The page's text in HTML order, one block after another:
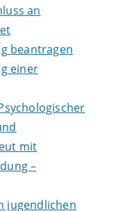
an
beantragen
einer
mit
–
jugendlichen